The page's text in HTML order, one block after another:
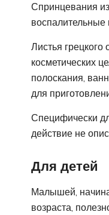
Спринцевания
воспалительные
Листья грецкого
косметических
полоскания,
для
Специфически
действие не
Для детей
Малышей,
возраста,